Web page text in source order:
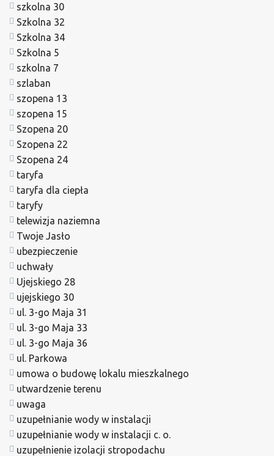
szkolna 30
Szkolna 32
Szkolna 34
Szkolna 5
szkolna 7
szlaban
szopena 13
szopena 15
Szopena 20
Szopena 22
Szopena 24
taryfa
taryfa dla ciepła
taryfy
telewizja naziemna
Twoje Jasło
ubezpieczenie
uchwały
Ujejskiego 28
ujejskiego 30
ul. 3-go Maja 31
ul. 3-go Maja 33
ul. 3-go Maja 36
ul. Parkowa
umowa o budowę lokalu mieszkalnego
utwardzenie terenu
uwaga
uzupełnianie wody w instalacji
uzupełnianie wody w instalacji c. o.
uzupełnienie izolacji stropodachu